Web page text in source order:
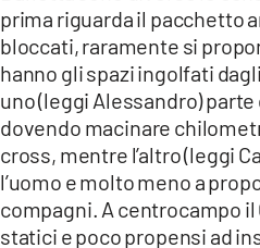
prima riguarda il pacchetto
bloccati, raramente si
hanno gli spazi ingolfati
uno (leggi Alessandro)
dovendo macinare
cross, mentre l’altro (leggi
l’uomo e molto meno a
compagni. A centrocampo il
statici e poco propensi ad